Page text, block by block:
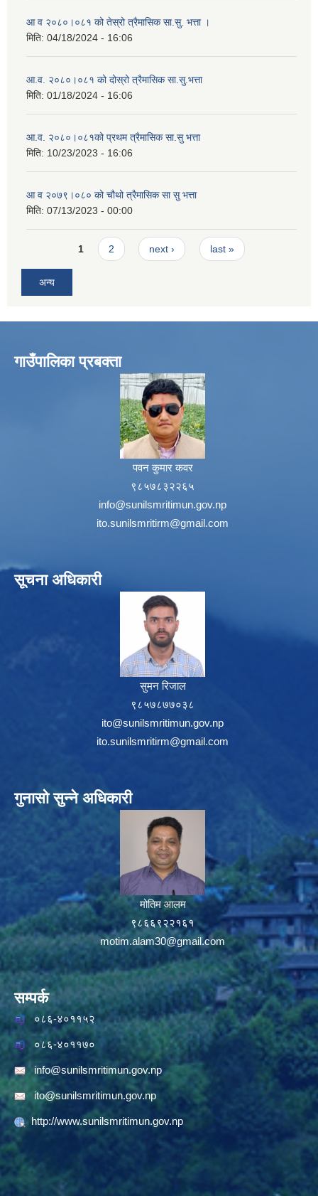
आ व २०८०।०८१ को तेस्रो त्रैमासिक सा.सु. भत्ता ।
मिति: 04/18/2024 - 16:06
आ.व. २०८०।०८१ को दोस्रो त्रैमासिक सा.सु.भत्ता
मिति: 01/18/2024 - 16:06
आ.व. २०८०।०८१को प्रथम त्रैमासिक सा.सु भत्ता
मिति: 10/23/2023 - 16:06
आ व २०७९।०८० को चौथो त्रैमासिक सा सु भत्ता
मिति: 07/13/2023 - 00:00
Pages1 2 next › last »
अन्य
गाउँपालिका प्रबक्ता
पवन कुमार कवर
९८५७८३२२६५
info@sunilsmritimun.gov.np
ito.sunilsmritirm@gmail.com
सूचना अधिकारी
सुमन रिजाल
९८५७८७७०३८
ito@sunilsmritimun.gov.np
ito.sunilsmritirm@gmail.com
गुनासो सुन्ने अधिकारी
मोतिम आलम
९८६६९२२१६१
motim.alam30@gmail.com
सम्पर्क
०८६-४०११५२
०८६-४०११७०
info@sunilsmritimun.gov.np
ito@sunilsmritimun.gov.np
http://www.sunilsmritimun.gov.np